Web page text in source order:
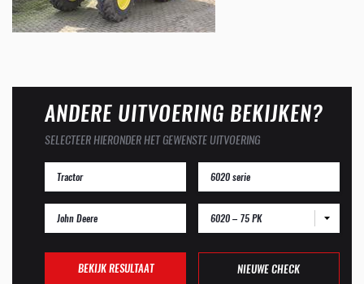
ANDERE UITVOERING BEKIJKEN?
SELECTEER HIERONDER HET GEWENSTE UITVOERING
6020 – 75 PK
BEKIJK RESULTAAT NIEUWE CHECK